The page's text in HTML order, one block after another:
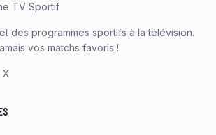
TV Sportif
des programmes sportifs à la télévision.
vos matchs favoris !
X